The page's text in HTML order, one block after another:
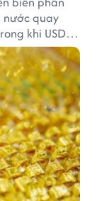
quay
khi USD
trung tâm lập